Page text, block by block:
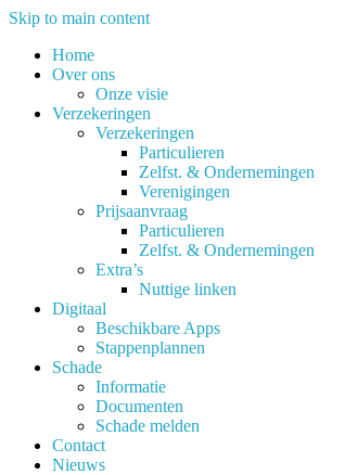
Skip to main content
Home
Over ons
Onze visie
Verzekeringen
Verzekeringen
Particulieren
Zelfst. & Ondernemingen
Verenigingen
Prijsaanvraag
Particulieren
Zelfst. & Ondernemingen
Extra’s
Nuttige linken
Digitaal
Beschikbare Apps
Stappenplannen
Schade
Informatie
Documenten
Schade melden
Contact
Nieuws